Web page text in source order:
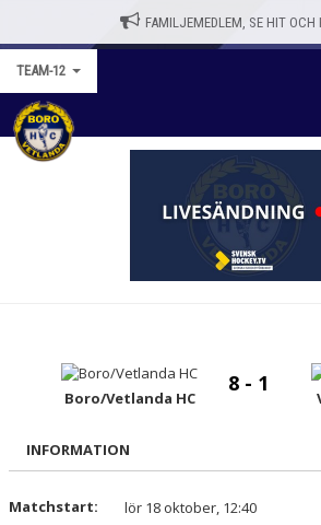
FAMILJEMEDLEM, SE HIT OCH
TEAM-12
TEAM-12
BILDGALLERI
DOKUMENT
Boro/Vetlanda HC
8 - 1
INFORMATION
Matchstart:
lör 18 oktober, 12:40